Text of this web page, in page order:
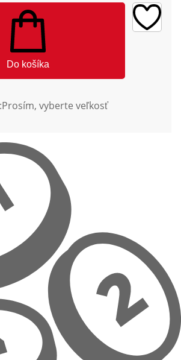
Do košíka
Prosím, vyberte veľkosť